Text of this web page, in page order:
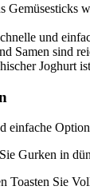
Gemüsesticks
und
Samen sind
Joghurt
einfache
Gurken in
Toasten Sie